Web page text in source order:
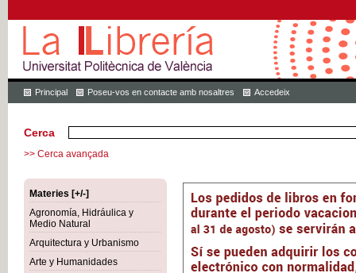
Principal Poseu-vos en contacte amb nosaltres Accedeix
Cerca
>> Cerca avançada
Materies [+/-]
Agronomía, Hidráulica y
Medio Natural
Arquitectura y Urbanismo
Arte y Humanidades